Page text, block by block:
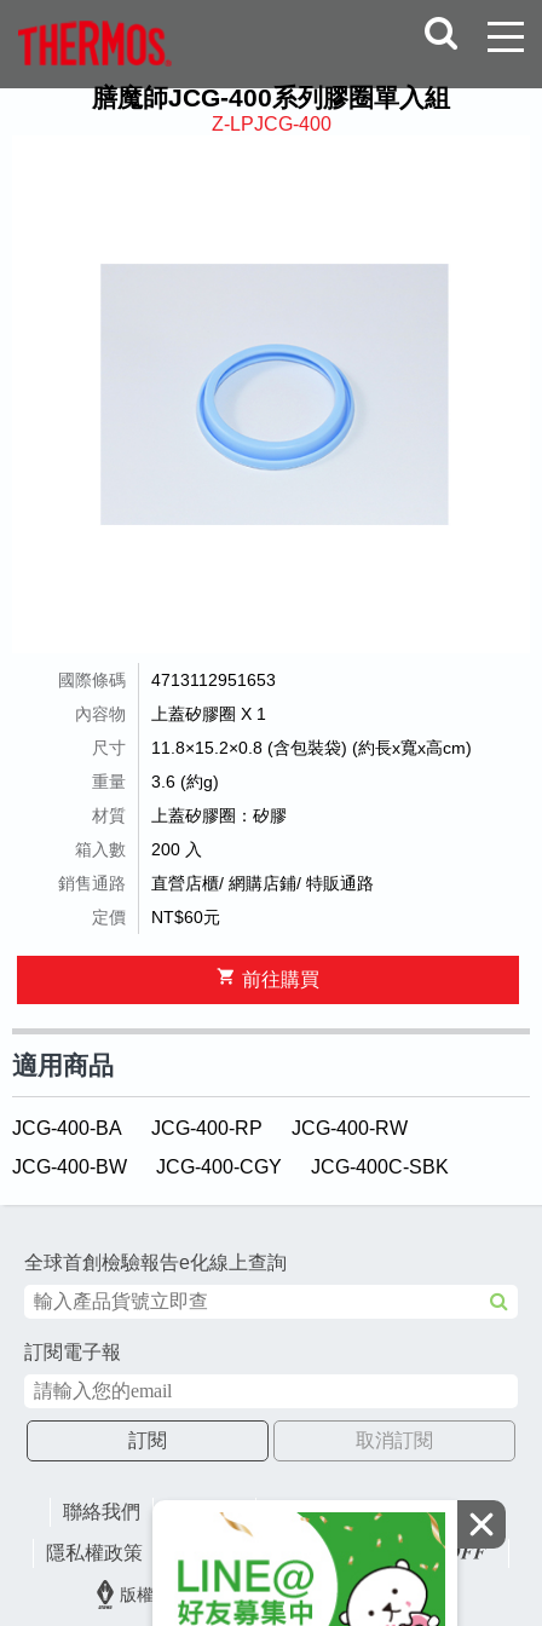
膳魔師JCG-400系列膠圈單入組
Z-LPJCG-400
國際條碼
4713112951653
內容物
上蓋矽膠圈 X 1
尺寸
11.8×15.2×0.8 (含包裝袋) (約長x寬x高cm)
重量
3.6 (約g)
材質
上蓋矽膠圈：矽膠
箱入數
200 入
銷售通路
直營店櫃/ 網購店鋪/ 特販通路
定價
NT$60元
shopping_cart 前往購買
適用商品
JCG-400-BA JCG-400-RP
JCG-400-RW
JCG-400-BW
JCG-400-CGY JCG-400C-SBK
全球首創檢驗報告e化線上查詢
訂閱電子報
訂閱 取消訂閱
聯絡我們 網站地圖
財團法人有容教育基金會
隱私權政策
lifefactory
版權所有© 2026 皇冠金屬工業股份有限公司